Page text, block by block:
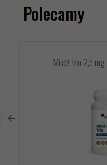
Polecamy
Miedź trio 2,5